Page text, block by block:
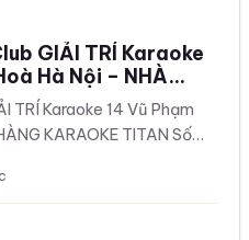
GIẢI TRÍ Karaoke
Hà Nội – NHÀ
Số 14 Phố Vũ Phạm
TRÍ Karaoke 14 Vũ Phạm
KARAOKE TITAN Số…